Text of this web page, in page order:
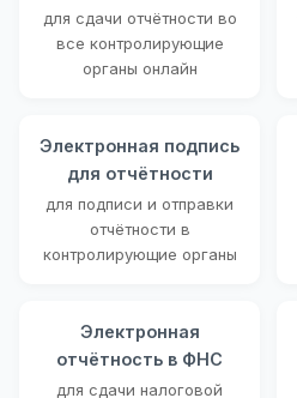
для сдачи отчётности во
все контролирующие
органы онлайн
Электронная подпись
для отчётности
для подписи и отправки
отчётности в
контролирующие органы
Электронная
отчётность в ФНС
для сдачи налоговой